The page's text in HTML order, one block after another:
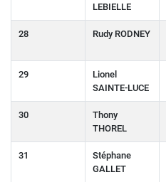
LEBIELLE
28 Rudy RODNEY
29
Lionel
SAINTE-LUCE
30
Thony
THOREL
31
Stéphane
GALLET